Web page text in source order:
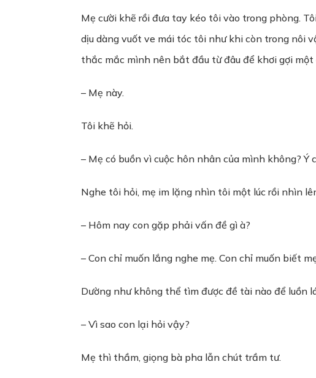
Mẹ cười khẽ rồi đưa tay kéo tôi vào trong phòng.
dịu dàng vuốt ve mái tóc tôi như khi còn trong nôi
thắc mắc mình nên bắt đầu từ đâu để khơi gợi
– Mẹ này.
Tôi khẽ hỏi.
– Mẹ có buồn vì cuộc hôn nhân của mình không?
Nghe tôi hỏi, mẹ im lặng nhìn tôi một lúc rồi nhìn
– Hôm nay con gặp phải vấn đề gì à?
– Con chỉ muốn lắng nghe mẹ. Con chỉ muốn biết
Dường như không thể tìm được đề tài nào để luồn
– Vì sao con lại hỏi vậy?
Mẹ thì thầm, giọng bà pha lẫn chút trầm tư.